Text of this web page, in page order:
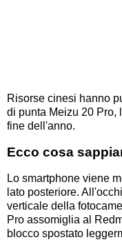
Risorse cinesi hanno
di punta Meizu 20 Pro,
fine dell'anno.
Ecco cosa
Lo smartphone viene
lato posteriore.
verticale della
Pro assomiglia al
blocco spostato